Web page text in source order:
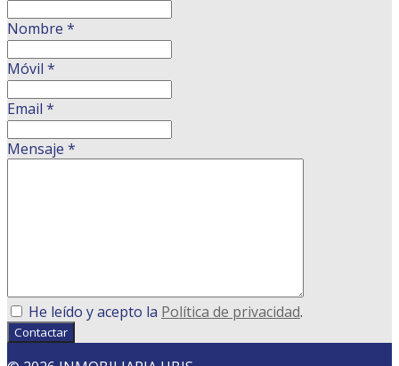
Nombre *
Móvil *
Email *
Mensaje *
He leído y acepto la Política de privacidad.
Contactar